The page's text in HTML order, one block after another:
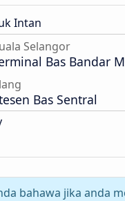
Intan
Selangor
Bas Bandar
Bas Sentral
bahawa jika anda